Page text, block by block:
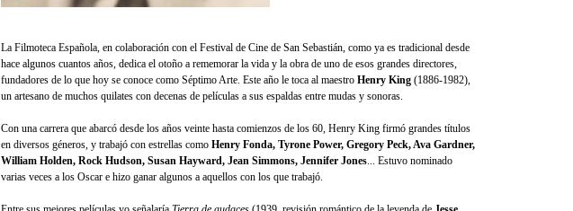
La Filmoteca Española, en colaboración con el Festival de Cine de San Sebastián, como ya es tradicional desde
hace algunos cuantos años, dedica el otoño a rememorar la vida y la obra de uno de esos grandes directores,
fundadores de lo que hoy se conoce como Séptimo Arte. Este año le toca al maestro Henry King (1886-1982),
un artesano de muchos quilates con decenas de películas a sus espaldas entre mudas y sonoras.
Con una carrera que abarcó desde los años veinte hasta comienzos de los 60, Henry King firmó grandes títulos
en diversos géneros, y trabajó con estrellas como Henry Fonda, Tyrone Power, Gregory Peck, Ava Gardner,
William Holden, Rock Hudson, Susan Hayward, Jean Simmons, Jennifer Jones... Estuvo nominado
varias veces a los Oscar e hizo ganar algunos a aquellos con los que trabajó.